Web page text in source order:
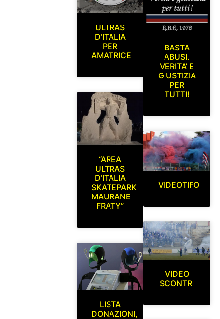
ULTRAS
D’ITALIA
PER
AMATRICE
“AREA
ULTRAS
D’ITALIA
SKATEPARK
MAURANE
FRATY”
LISTA
DONAZIONI,
BASTA
ABUSI.
VERITA’ E
GIUSTIZIA
PER
TUTTI!
VIDEOTIFO
VIDEO
SCONTRI